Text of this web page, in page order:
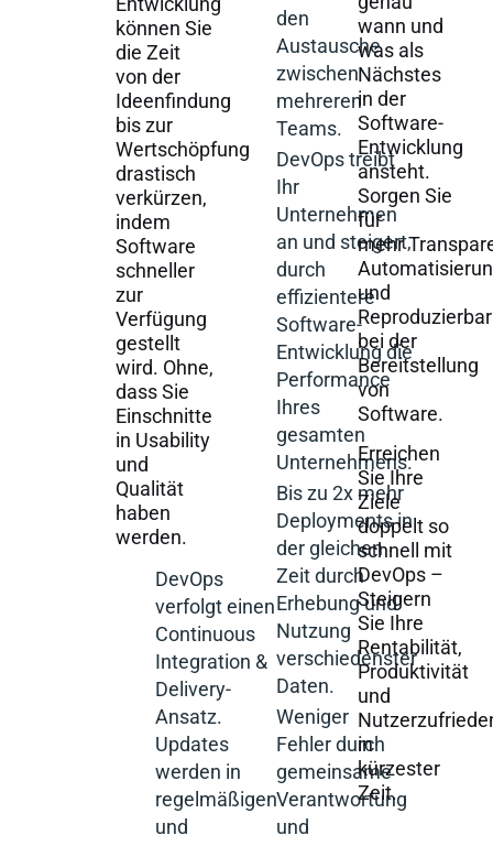
den
Austausche
zwischen
mehreren
Teams.
DevOps treibt
Ihr
Unternehmen
an und steigert,
durch
effizientere
Software-
Entwicklung die
Performance
Ihres
gesamten
Unternehmens.
Bis zu 2x mehr
Deployments in
der gleichen
Zeit durch
Erhebung und
Nutzung
verschiedenster
Daten.
Weniger
Fehler durch
gemeinsame
Verantwortung
und
können Sie
die Zeit
von der
Ideenfindung
bis zur
Wertschöpfung
drastisch
verkürzen,
indem
Software
schneller
zur
Verfügung
gestellt
wird. Ohne,
dass Sie
Einschnitte
in Usability
und
Qualität
haben
werden.
DevOps
verfolgt einen
Continuous
Integration &
Delivery-
Ansatz.
Updates
werden in
regelmäßigen
und
wann und
was als
Nächstes
in der
Software-
Entwicklung
ansteht.
Sorgen Sie
für
mehr
und
bei der
Bereitstellung
von
Software.
Erreichen
Sie Ihre
Ziele
doppelt so
schnell mit
DevOps –
Steigern
Sie Ihre
Rentabilität,
Produktivität
und
in
kürzester
Zeit.